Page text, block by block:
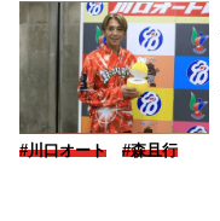
#川口オート #森且行